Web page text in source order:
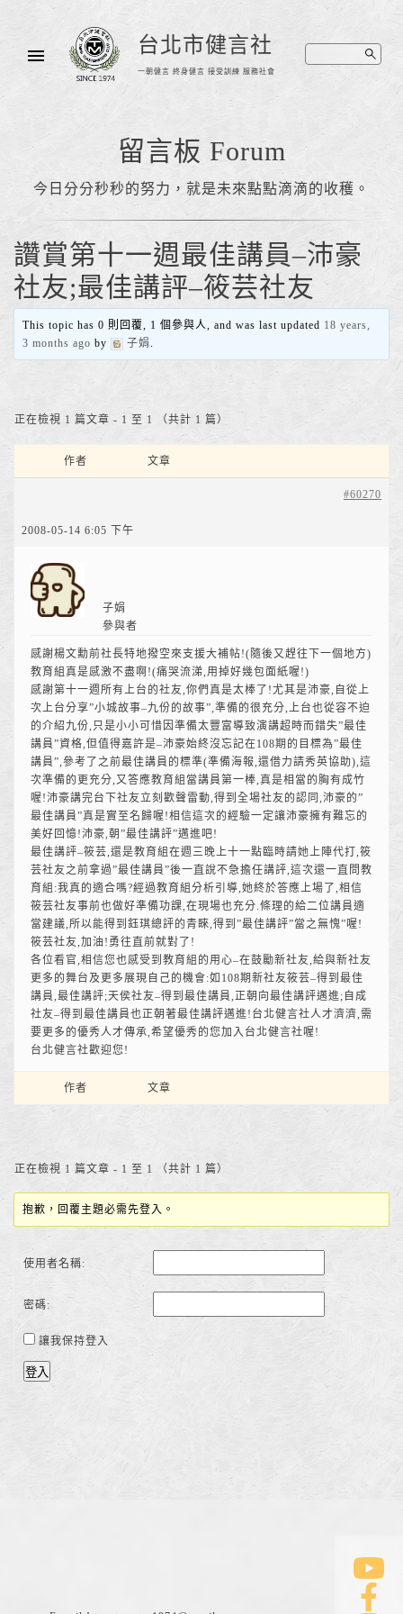
台北市健言社
一朝健言 終身健言 接受訓練 服務社會
留言板 Forum
今日分分秒秒的努力，就是未來點點滴滴的收穫。
讚賞第十一週最佳講員–沛豪
社友;最佳講評–筱芸社友
This topic has 0 則回覆, 1 個參與人, and was last updated 18 years,
3 months ago by 子娟 .
正在檢視 1 篇文章 - 1 至 1 （共計 1 篇）
作者 文章
2008-05-14 6:05 下午
#60270
子娟
參與者
感謝楊文勳前社長特地撥空來支援大補帖!(隨後又趕往下一個地方)
教育組真是感激不盡啊!(痛哭流涕,用掉好幾包面紙喔!)
感謝第十一週所有上台的社友,你們真是太棒了!尤其是沛豪,自從上
次上台分享”小城故事–九份的故事”,準備的很充分,上台也從容不迫
的介紹九份,只是小小可惜因準備太豐富導致演講超時而錯失”最佳
講員”資格,但值得嘉許是–沛豪始終沒忘記在108期的目標為”最佳
講員”,參考了之前最佳講員的標準(準備海報,還借力請秀英協助),這
次準備的更充分,又答應教育組當講員第一棒,真是相當的胸有成竹
喔!沛豪講完台下社友立刻歡聲雷動,得到全場社友的認同,沛豪的”
最佳講員”真是實至名歸喔!相信這次的經驗一定讓沛豪擁有難忘的
美好回憶!沛豪,朝”最佳講評”邁進吧!
最佳講評–筱芸,還是教育組在週三晚上十一點臨時請她上陣代打,筱
芸社友之前拿過”最佳講員”後一直說不急擔任講評,這次還一直問教
育組:我真的適合嗎?經過教育組分析引導,她終於答應上場了,相信
筱芸社友事前也做好準備功課,在現場也充分.條理的給二位講員適
當建議,所以能得到鈺琪總評的青睞,得到”最佳講評”當之無愧”喔!
筱芸社友,加油!勇往直前就對了!
各位看官,相信您也感受到教育組的用心–在鼓勵新社友,給與新社友
更多的舞台及更多展現自己的機會:如108期新社友筱芸–得到最佳
講員,最佳講評;天侯社友–得到最佳講員,正朝向最佳講評邁進;自成
社友–得到最佳講員也正朝著最佳講評邁進!台北健言社人才濟濟,需
要更多的優秀人才傳承,希望優秀的您加入台北健言社喔!
台北健言社歡迎您!
作者 文章
正在檢視 1 篇文章 - 1 至 1 （共計 1 篇）
抱歉，回覆主題必需先登入。
使用者名稱:
密碼:
讓我保持登入
登入